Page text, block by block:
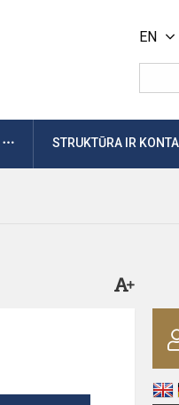
EN
DAUGIAUSTRUKTŪRA IR